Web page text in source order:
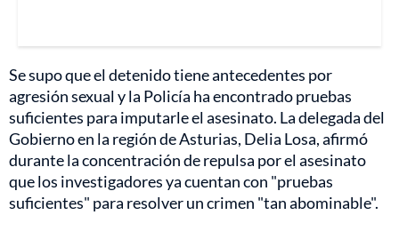
Se supo que el detenido tiene antecedentes por
agresión sexual y la Policía ha encontrado pruebas
suficientes para imputarle el asesinato. La delegada del
Gobierno en la región de Asturias, Delia Losa, afirmó
durante la concentración de repulsa por el asesinato
que los investigadores ya cuentan con "pruebas
suficientes" para resolver un crimen "tan abominable".